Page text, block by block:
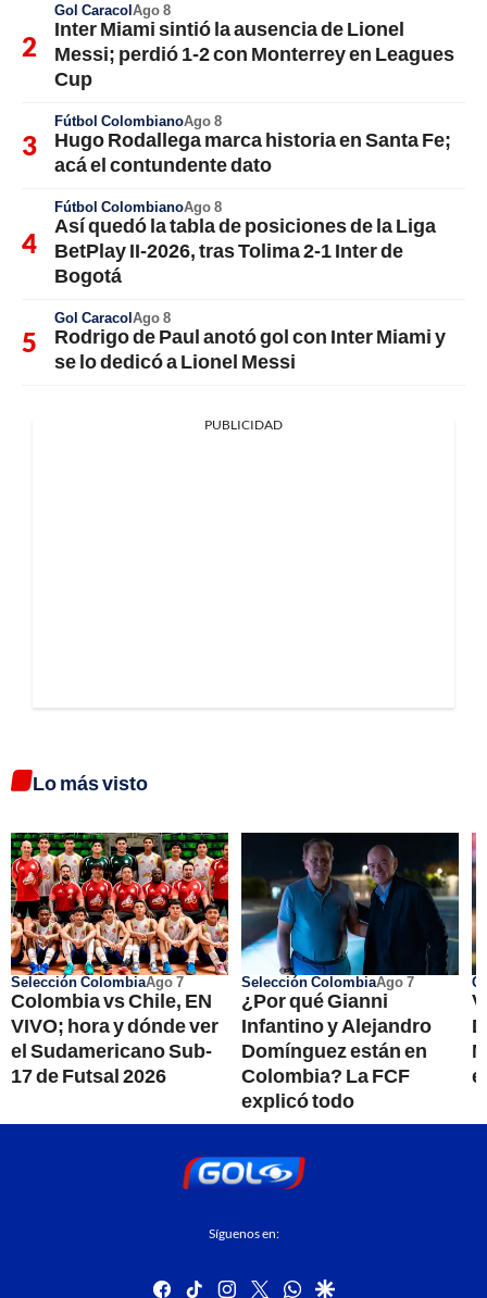
Gol CaracolAgo 8
Inter Miami sintió la ausencia de Lionel
Messi; perdió 1-2 con Monterrey en Leagues
Cup
Fútbol ColombianoAgo 8
Hugo Rodallega marca historia en Santa Fe;
acá el contundente dato
Fútbol ColombianoAgo 8
Así quedó la tabla de posiciones de la Liga
BetPlay II-2026, tras Tolima 2-1 Inter de
Bogotá
Gol CaracolAgo 8
Rodrigo de Paul anotó gol con Inter Miami y
se lo dedicó a Lionel Messi
PUBLICIDAD
Lo más visto
Selección ColombiaAgo 7
Colombia vs Chile, EN
VIVO; hora y dónde ver
el Sudamericano Sub-
17 de Futsal 2026
Selección ColombiaAgo 7
¿Por qué Gianni
Infantino y Alejandro
Domínguez están en
Colombia? La FCF
explicó todo
Síguenos en:
facebook
tiktok instagram
twitterwhatsapp
google